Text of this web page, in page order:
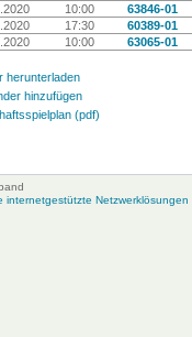
10:00
63846-01
17:30
60389-01
10:00 63065-01
herunterladen
hinzufügen
(pdf)
internetgestützte Netzwerklösungen